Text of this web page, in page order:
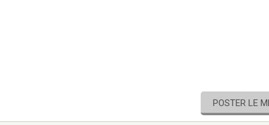
POSTER LE